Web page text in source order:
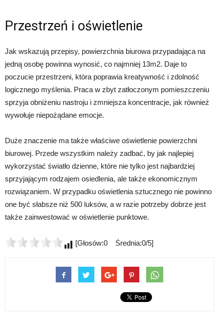
Przestrzeń i oświetlenie
Jak wskazują przepisy, powierzchnia biurowa przypadająca na
jedną osobę powinna wynosić, co najmniej 13m2. Daje to
poczucie przestrzeni, która poprawia kreatywność i zdolność
logicznego myślenia. Praca w zbyt zatłoczonym pomieszczeniu
sprzyja obniżeniu nastroju i zmniejsza koncentracje, jak również
wywołuje niepożądane emocje.
Duże znaczenie ma także właściwe oświetlenie powierzchni
biurowej. Przede wszystkim należy zadbać, by jak najlepiej
wykorzystać światło dzienne, które nie tylko jest najbardziej
sprzyjającym rodzajem osiedlenia, ale także ekonomicznym
rozwiązaniem. W przypadku oświetlenia sztucznego nie powinno
one być słabsze niż 500 luksów, a w razie potrzeby dobrze jest
także zainwestować w oświetlenie punktowe.
[Głosów:0 Średnia:0/5]